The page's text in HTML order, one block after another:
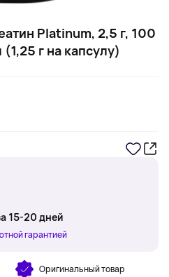
Platinum, 2,5 г, 100
г на капсулу)
15-20 дней
гарантией
Оригинальный товар